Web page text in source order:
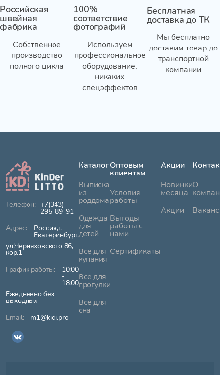
Российская
швейная
фабрика
Собственное
производство
полного цикла
100%
соответствие
фотографий
Используем
профессиональное
оборудование,
никаких
спецэффектов
Бесплатная
доставка до ТК
Мы бесплатно
доставим товар до
транспортной
компании
+7(343)
295-89-91
Россия,г.
Екатеринбург,
ул.Черняховского 86,
кор.1
10:00
-
18:00
Ежедневно без
выходных
m1@kidi.pro
Каталог
Выписка
из
роддома
Одежда
для
детей
Все для
купания
Все для
прогулки
Все для
сна
Оптовым
клиентам
Условия
работы
Выгоды
работы с
нами
Сертификаты
Акции
Новинки
месяца
Акции
О